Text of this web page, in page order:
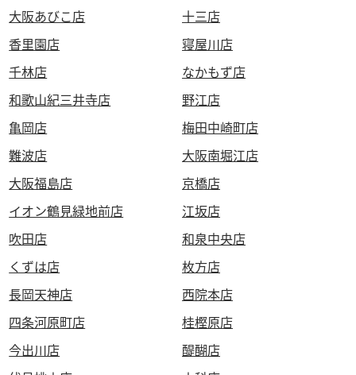
大阪あびこ店
十三店
香里園店
寝屋川店
千林店
なかもず店
和歌山紀三井寺店
野江店
亀岡店
梅田中崎町店
難波店
大阪南堀江店
大阪福島店
京橋店
イオン鶴見緑地前店
江坂店
吹田店
和泉中央店
くずは店
枚方店
長岡天神店
西院本店
四条河原町店
桂樫原店
今出川店
醍醐店